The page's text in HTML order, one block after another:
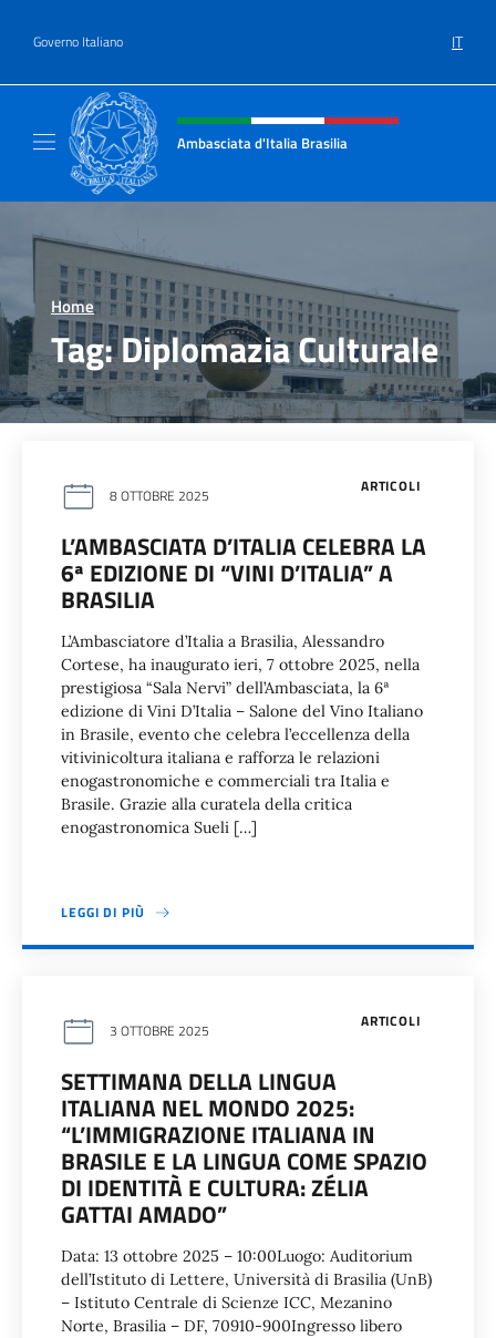
Governo Italiano IT
Intestazione sito, social e menù
Ambasciata d'Italia Brasilia
Home >
Tag:Diplomazia Culturale
ARTICOLI
8 OTTOBRE 2025
L’AMBASCIATA D’ITALIA CELEBRA LA
6ª EDIZIONE DI “VINI D’ITALIA” A
BRASILIA
L’Ambasciatore d’Italia a Brasilia, Alessandro
Cortese, ha inaugurato ieri, 7 ottobre 2025, nella
prestigiosa “Sala Nervi” dell’Ambasciata, la 6ª
edizione di Vini D’Italia – Salone del Vino Italiano
in Brasile, evento che celebra l’eccellenza della
vitivinicoltura italiana e rafforza le relazioni
enogastronomiche e commerciali tra Italia e
Brasile. Grazie alla curatela della critica
enogastronomica Sueli […]
LEGGI DI PIÙ
ARTICOLI
3 OTTOBRE 2025
SETTIMANA DELLA LINGUA
ITALIANA NEL MONDO 2025:
“L’IMMIGRAZIONE ITALIANA IN
BRASILE E LA LINGUA COME SPAZIO
DI IDENTITÀ E CULTURA: ZÉLIA
GATTAI AMADO”
Data: 13 ottobre 2025 – 10:00Luogo: Auditorium
dell’Istituto di Lettere, Università di Brasilia (UnB)
– Istituto Centrale di Scienze ICC, Mezanino
Norte, Brasilia – DF, 70910-900Ingresso libero